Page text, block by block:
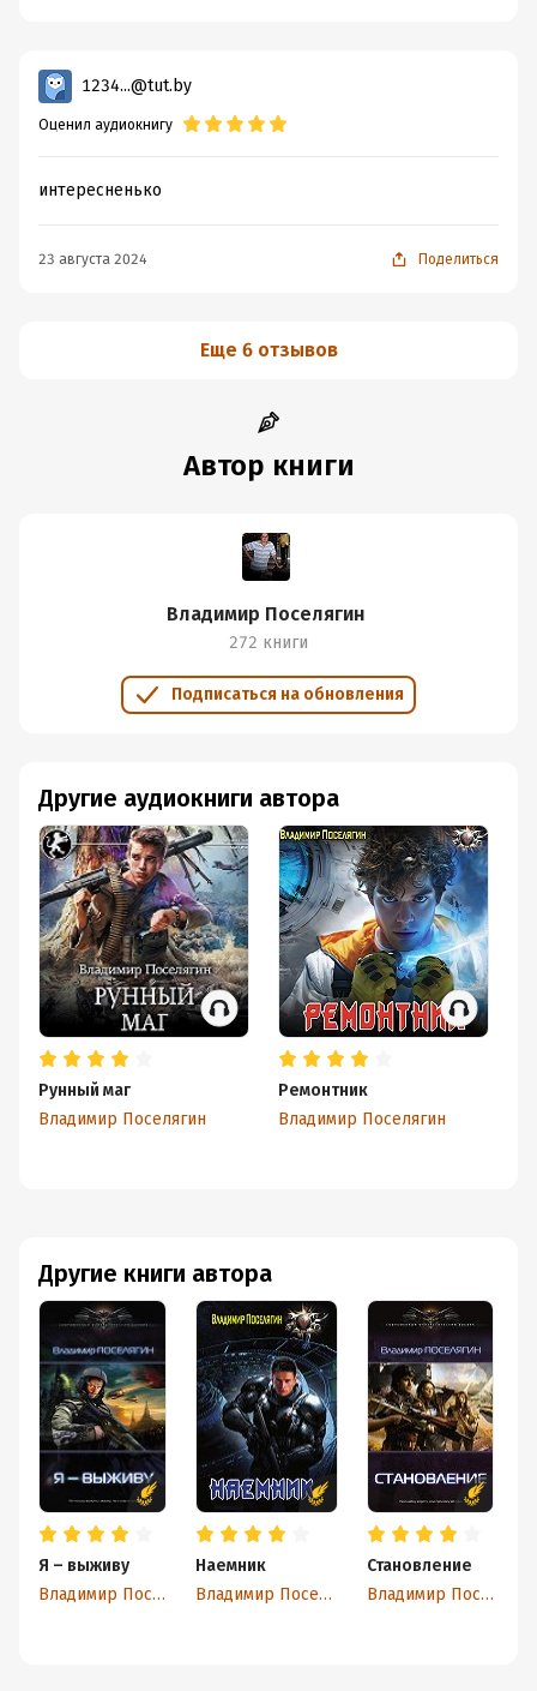
1234...@tut.by
Оценил аудиокнигу
интересненько
23 августа 2024 Поделиться
Еще 6 отзывов
Автор книги
Владимир Поселягин
272 книги
Подписаться на обновления
Другие книги автора
Я – выживу
Владимир Поселягин
Наемник
Владимир Поселягин
Становление
Владимир Поселягин
Другие аудиокниги автора
Рунный маг
Владимир Поселягин
Ремонтник
Владимир Поселягин